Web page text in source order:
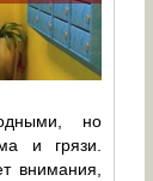
но
и грязи.
внимания,